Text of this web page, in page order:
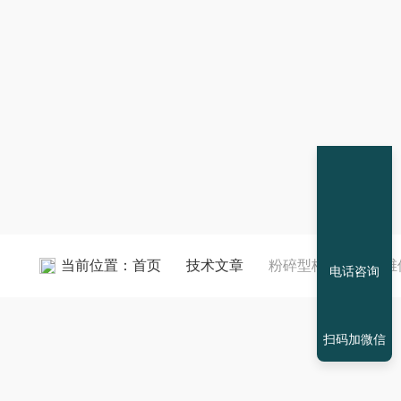
当前位置： 首页 技术文章 粉碎型格栅破碎机
电话咨询
扫码加微信